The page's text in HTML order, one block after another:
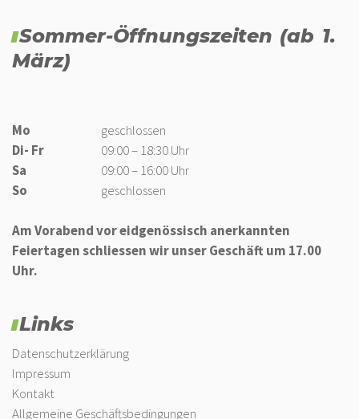
Sommer-Öffnungszeiten (ab 1.
März)
Mo
geschlossen
Di- Fr
09:00 – 18:30 Uhr
Sa
09:00 – 16:00 Uhr
So
geschlossen
Am Vorabend vor eidgenössisch anerkannten
Feiertagen schliessen wir unser Geschäft um 17.00
Uhr.
Links
Datenschutzerklärung
Impressum
Kontakt
Allgemeine Geschäftsbedingungen